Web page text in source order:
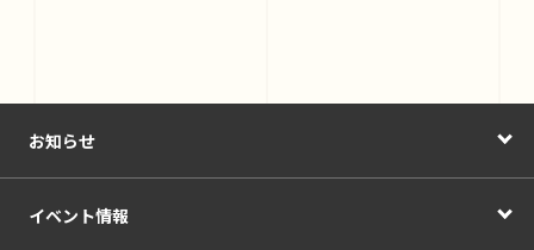
お知らせ
イベント情報